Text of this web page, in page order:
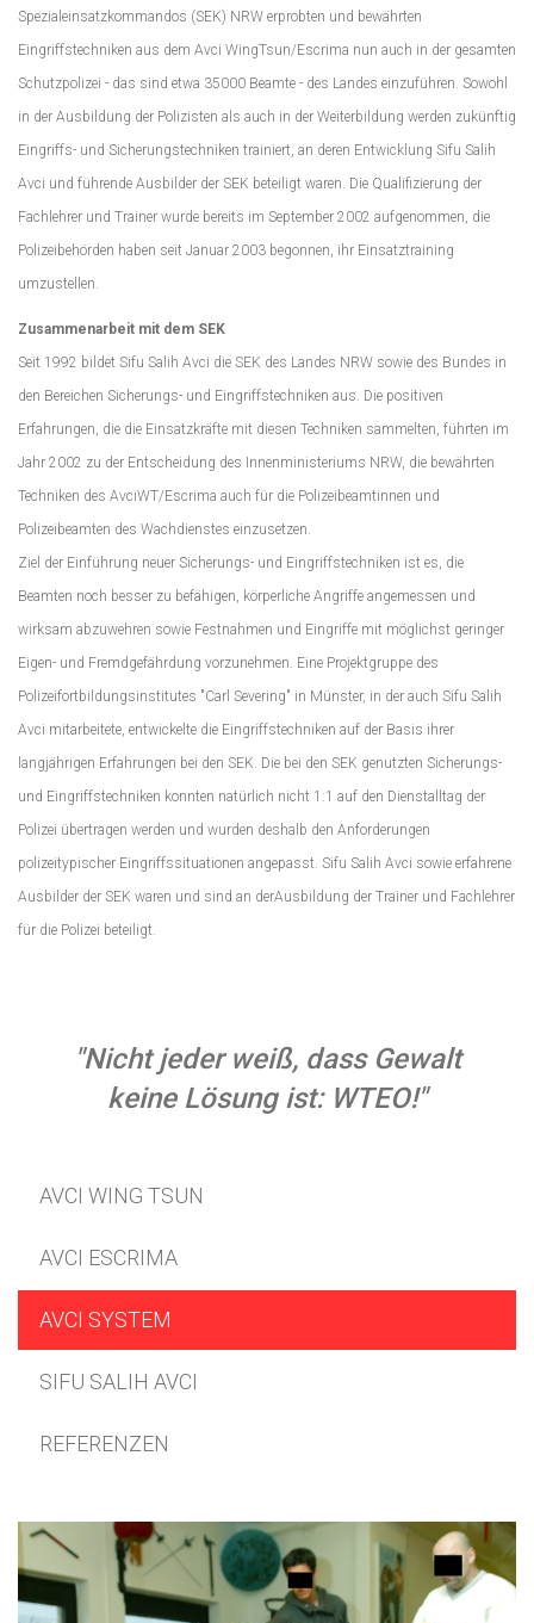
Spezialeinsatzkommandos (SEK) NRW erprobten und bewährten
Eingriffstechniken aus dem Avci WingTsun/Escrima nun auch in der gesamten
Schutzpolizei - das sind etwa 35000 Beamte - des Landes einzuführen. Sowohl
in der Ausbildung der Polizisten als auch in der Weiterbildung werden zukünftig
Eingriffs- und Sicherungstechniken trainiert, an deren Entwicklung Sifu Salih
Avci und führende Ausbilder der SEK beteiligt waren. Die Qualifizierung der
Fachlehrer und Trainer wurde bereits im September 2002 aufgenommen, die
Polizeibehörden haben seit Januar 2003 begonnen, ihr Einsatztraining
umzustellen.
Zusammenarbeit mit dem SEK
Seit 1992 bildet Sifu Salih Avci die SEK des Landes NRW sowie des Bundes in
den Bereichen Sicherungs- und Eingriffstechniken aus. Die positiven
Erfahrungen, die die Einsatzkräfte mit diesen Techniken sammelten, führten im
Jahr 2002 zu der Entscheidung des Innenministeriums NRW, die bewährten
Techniken des AvciWT/Escrima auch für die Polizeibeamtinnen und
Polizeibeamten des Wachdienstes einzusetzen.
Ziel der Einführung neuer Sicherungs- und Eingriffstechniken ist es, die
Beamten noch besser zu befähigen, körperliche Angriffe angemessen und
wirksam abzuwehren sowie Festnahmen und Eingriffe mit möglichst geringer
Eigen- und Fremdgefährdung vorzunehmen. Eine Projektgruppe des
Polizeifortbildungsinstitutes "Carl Severing" in Münster, in der auch Sifu Salih
Avci mitarbeitete, entwickelte die Eingriffstechniken auf der Basis ihrer
langjährigen Erfahrungen bei den SEK. Die bei den SEK genutzten Sicherungs-
und Eingriffstechniken konnten natürlich nicht 1:1 auf den Dienstalltag der
Polizei übertragen werden und wurden deshalb den Anforderungen
polizeitypischer Eingriffssituationen angepasst. Sifu Salih Avci sowie erfahrene
Ausbilder der SEK waren und sind an derAusbildung der Trainer und Fachlehrer
für die Polizei beteiligt.
"Nicht jeder weiß, dass Gewalt
keine Lösung ist: WTEO!"
AVCI WING TSUN
AVCI ESCRIMA
AVCI SYSTEM
SIFU SALIH AVCI
REFERENZEN